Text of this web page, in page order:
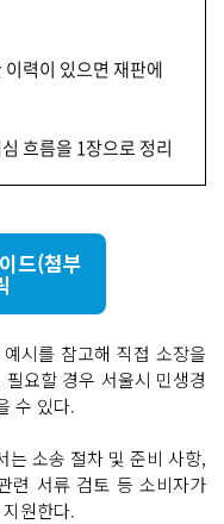
력이 있으면 재판에
흐름을 1장으로 정리
드(첨부
시를 참고해 직접 소장을
요할 경우 서울시 민생경
수 있다.
는 소송 절차 및 준비 사항,
련 서류 검토 등 소비자가
원한다.